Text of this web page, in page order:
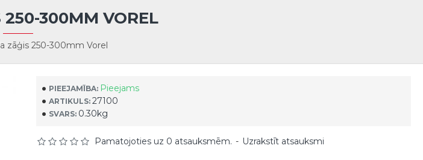
zāģis 250-300mm Vorel
250-300MM VOREL
PIEEJAMĪBA: Pieejams
ARTIKULS: 27100
SVARS: 0.30kg
Pamatojoties uz 0 atsauksmēm. - Uzrakstīt atsauksmi